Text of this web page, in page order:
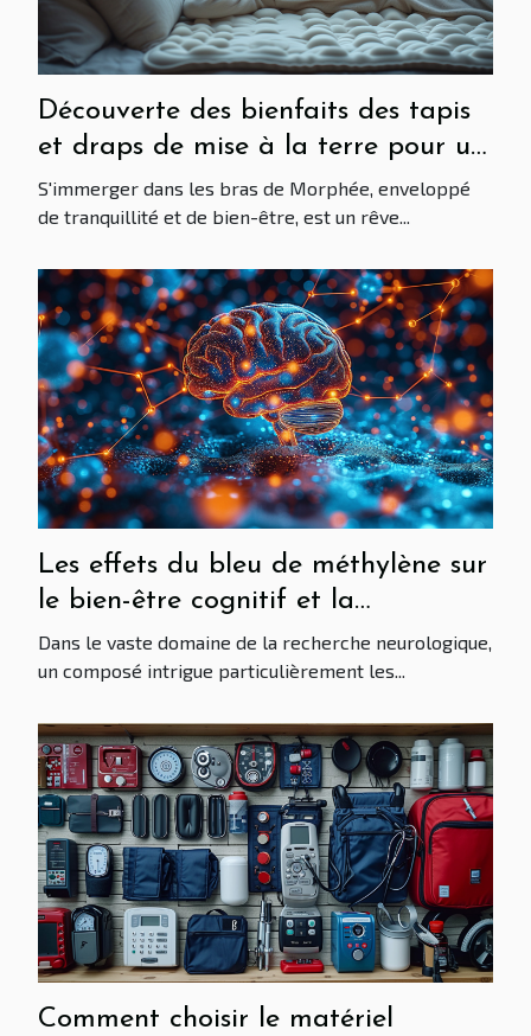
Découverte des bienfaits des tapis
et draps de mise à la terre pour un
meilleur sommeil et une réduction
du stress
S'immerger dans les bras de Morphée, enveloppé
de tranquillité et de bien-être, est un rêve...
Les effets du bleu de méthylène sur
le bien-être cognitif et la
prévention du déclin mental
Dans le vaste domaine de la recherche neurologique,
un composé intrigue particulièrement les...
Comment choisir le matériel